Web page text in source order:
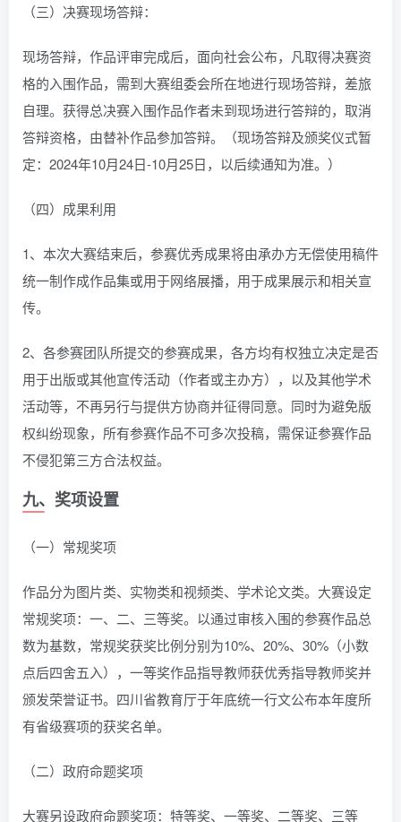
（三）决赛现场答辩：
现场答辩，作品评审完成后，面向社会公布，凡取得决赛资
格的入围作品，需到大赛组委会所在地进行现场答辩，差旅
自理。获得总决赛入围作品作者未到现场进行答辩的，取消
答辩资格，由替补作品参加答辩。（现场答辩及颁奖仪式暂
定：2024年10月24日-10月25日，以后续通知为准。）
（四）成果利用
1、本次大赛结束后，参赛优秀成果将由承办方无偿使用稿件
统一制作成作品集或用于网络展播，用于成果展示和相关宣
传。
2、各参赛团队所提交的参赛成果，各方均有权独立决定是否
用于出版或其他宣传活动（作者或主办方），以及其他学术
活动等，不再另行与提供方协商并征得同意。同时为避免版
权纠纷现象，所有参赛作品不可多次投稿，需保证参赛作品
不侵犯第三方合法权益。
九、奖项设置
（一）常规奖项
作品分为图片类、实物类和视频类、学术论文类。大赛设定
常规奖项：一、二、三等奖。以通过审核入围的参赛作品总
数为基数，常规奖获奖比例分别为10%、20%、30%（小数
点后四舍五入），一等奖作品指导教师获优秀指导教师奖并
颁发荣誉证书。四川省教育厅于年底统一行文公布本年度所
有省级赛项的获奖名单。
（二）政府命题奖项
大赛另设政府命题奖项：特等奖、一等奖、二等奖、三等